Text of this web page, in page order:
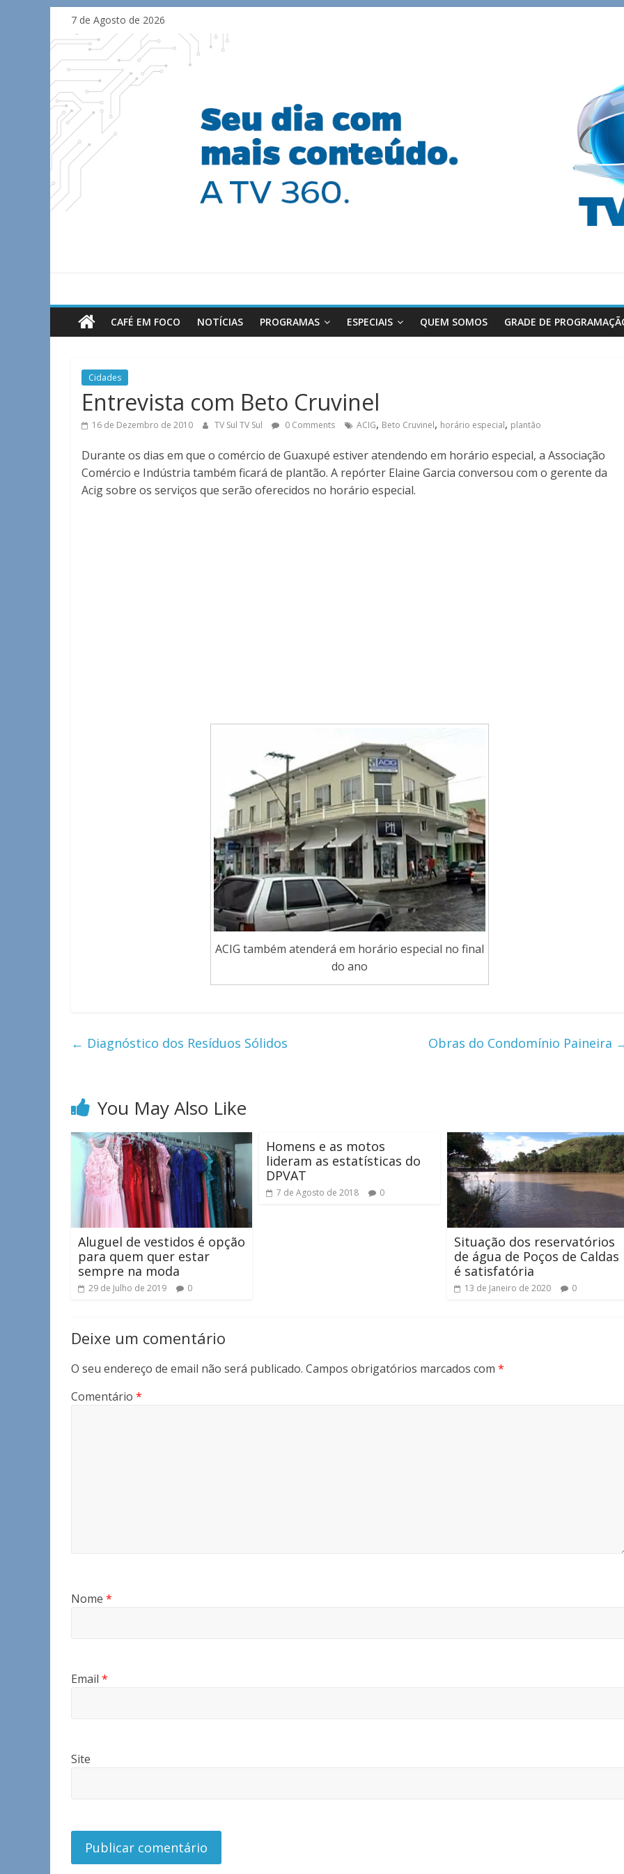
content
7 de Agosto de 2026
TV
Sul
Notícias
de
Guaxupé
CAFÉ EM FOCO NOTÍCIAS PROGRAMAS ESPECIAIS QUEM SOMOS GRADE DE
Cidades
Entrevista com Beto Cruvinel
16 de Dezembro de 2010 TV Sul TV Sul 0 Comments ACIG, Beto Cruvinel, horário especial, plantão
Durante os dias em que o comércio de Guaxupé estiver atendendo em horário especial, a Associação
Comércio e Indústria também ficará de plantão. A repórter Elaine Garcia conversou com o gerente da
Acig sobre os serviços que serão oferecidos no horário especial.
ACIG também atenderá em horário especial no final
do ano
← Diagnóstico dos Resíduos Sólidos Obras do Condomínio Paineira
You May Also Like
Aluguel de vestidos é opção
para quem quer estar
sempre na moda
29 de Julho de 2019 0
Homens e as motos
lideram as estatísticas do
DPVAT
7 de Agosto de 2018 0
Situação dos reservatórios
de água de Poços de Caldas
é satisfatória
13 de Janeiro de 2020 0
Deixe um comentário
O seu endereço de email não será publicado. Campos obrigatórios marcados com *
Comentário *
Nome *
Email *
Site